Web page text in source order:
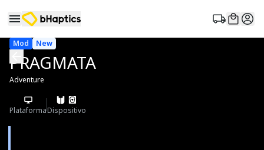
Mod New
PRAGMATA
Adventure
PlataformaDispositivo